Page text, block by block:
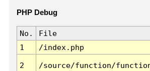
PHP Debug
No. File
1
/index.php
2 /source/function/